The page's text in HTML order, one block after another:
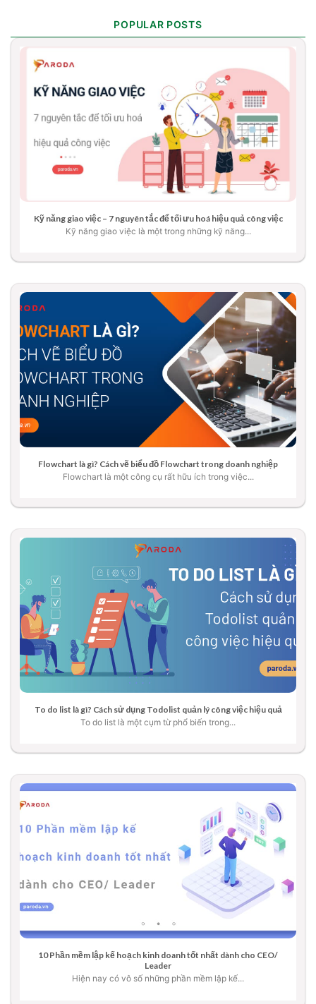
POPULAR POSTS
Kỹ năng giao việc – 7 nguyên tắc để tối ưu hoá hiệu quả công việc
Kỹ năng giao việc là một trong những kỹ năng...
Flowchart là gì? Cách vẽ biểu đồ Flowchart trong doanh nghiệp
Flowchart là một công cụ rất hữu ích trong việc...
To do list là gì? Cách sử dụng Todolist quản lý công việc hiệu quả
To do list là một cụm từ phổ biến trong...
10 Phần mềm lập kế hoạch kinh doanh tốt nhất dành cho CEO/
Leader
Hiện nay có vô số những phần mềm lập kế...